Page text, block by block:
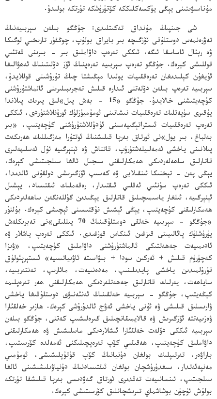
مۇناسىۋىتىنى يېڭى يۈكسەكلىككە كۆتۈرۈشكە تۈرتكە بولىدۇ.
شى جىنپىڭ مۇنداق تەكىتلىدى: جۇڭگو بىلەن سېربىيەنىڭ
تەۋرەنمەس دوستلۇقى ئۆزگىچە بىر بايراق بولۇپ، چوڭقۇر تارىخىي لوگىكا
ۋە رېئال ئاساسقا ئىگە. ئىككى تەرەپ داۋاملىق بىر - بىرىنى قەتئىي
قوللىشى كېرەك. جۇڭگو تەرەپ سېربىيە تەرەپنىڭ ئۆز دۆلىتىنىڭ ئەھۋالىغا
ئۇيغۇن كېلىدىغان تەرەققىيات يولىدا مېڭىشتا چىڭ تۇرۇشىنى قوللايدۇ،
سېربىيە تەرەپ بىلەن دۆلەتنى ئىدارە قىلىش تەجرىبىلىرىنى ئالماشتۇرۇشنى
كۈچەيتىشنى خالايدۇ. جۇڭگو «15 - بەش يىل»لىق يىرىك پىلاندا
يۇقىرى سۈپەتلىك تەرەققىيات نىشانىنى ئومۇميۈزلۈك ئورۇنلاشتۇردى، ئىككى
تەرەپ تەرەققىيات ئىستراتېگىيەسىنى ئۇدۇللاشتۇرۇشنى كۈچەيتىپ، «بىر
بەلباغ، بىر يول»نى ئورتاق بەرپا قىلىشنىڭ ئوتتۇرا مەزگىللىك ھەرىكەت
پىلانىنى ياخشى ئەمەلىيلەشتۈرۈپ، قاتناش ۋە ئېنېرگىيە ئۇل ئەسلىھەلىرى
قاتارلىق ساھەلەردىكى ھەمكارلىقنى سىجىل ئالغا سىلجىتىشى كېرەك.
يېڭى پەن - تېخنىكا ئىنقىلابى ۋە كەسىپ ئۆزگىرىشى دولقۇنى ئالدىدا،
ئىككى تەرەپ سۈنئىي ئەقلىي ئىقتىدار، رەقەملىك ئىقتىساد، يېشىل
ئېنېرگىيە، ئىلغار ياسىمىچىلىق قاتارلىق يېڭىدىن گۈللەنگەن ساھەلەردىكى
ھەمكارلىقنى كۈچەيتىپ، يېڭى ئېشىش نۇقتىسىنى ئېچىشى كېرەك. بۇلتۇر
«جۇڭگو - سېربىيە خەلقى دوستلۇقىنىڭ 70 يىللىقى»نى تەبرىكلەش
يۈرۈشلۈك پائالىيىتى قىزغىن ئىنكاس قوزغىدى. ئىككى تەرەپ ياشلار ۋە
ئادىمىيەت جەھەتتىكى ئالماشتۇرۇشنى داۋاملىق كۈچەيتىپ، «ۋىزا
كەچۈرۈم قىلىش + ئەركىن سودا + بىۋاسىتە ئاۋىياتسىيە» ئىستېرېئولۇق
قۇرۇلمىدىن ياخشى پايدىلىنىپ، مەدەنىيەت، مائارىپ، تەنتەربىيە،
ساياھەت، يەرلىك قاتارلىق جەھەتلەردىكى ھەمكارلىقنى ھەر تەرەپلىمە
كېڭەيتىپ، جۇڭگو - سېربىيە خەلقىنىڭ ئەنئەنىۋى دوستلۇقىغا ياخشى
ۋارىسلىق قىلىشى ۋە ئۇنى ياخشى ئەۋج ئالدۇرۇشى كېرەك. ھازىر خەلقئارا
ۋەزىيەتتە ئۆزگىرىش ۋە قالايمىقانچىلىق گىرەلىشىپ كەتتى، جۇڭگو بىلەن
سېربىيە ئىككى دۆلەت خەلقئارا ئىشلاردىكى ماسلىشىش ۋە ھەمكارلىقنى
داۋاملىق كۈچەيتىپ، ھەقىقىي كۆپ تەرەپچىلىكنى ئەمەلدە كۆرسىتىپ،
باراۋەر، تەرتىپلىك بولغان دۇنيانىڭ كۆپ قۇتۇپلىشىشى، ئومۇمىي
مەنپەئەتدار، سىغدۇرۇشچان بولغان ئىقتىسادنىڭ دۇنياۋىلىشىشىنى ئالغا
سىلجىتىپ، ئىنسانىيەت تەقدىرى ئورتاق گەۋدىسى بەرپا قىلىشقا تۈرتكە
بولۇش ئۈچۈن بوشاشماي تىرىشچانلىق كۆرسىتىشى كېرەك.